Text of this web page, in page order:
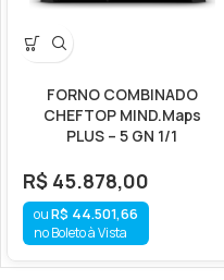
FORNO COMBINADO
CHEFTOP MIND.Maps
PLUS – 5 GN 1/1
R$ 45.878,00
R$ 44.501,66
no Boleto à Vista